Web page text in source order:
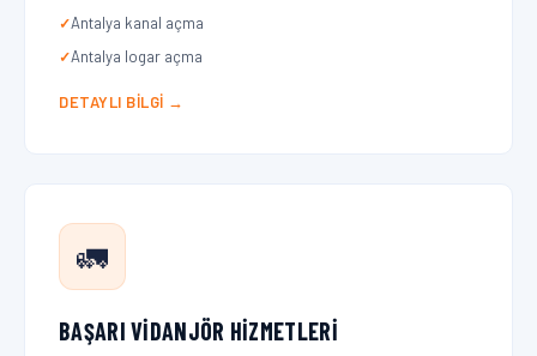
Antalya kanal açma
Antalya logar açma
DETAYLI BILGI →
🚛
BAŞARI VIDANJÖR HIZMETLERI